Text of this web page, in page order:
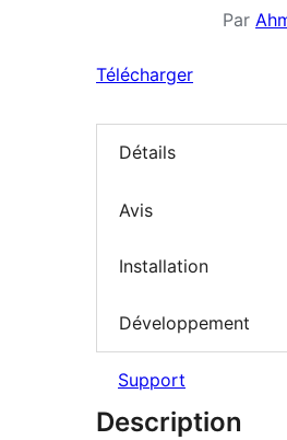
Par
Télécharger
Détails
Avis
Installation
Développement
Support
Description